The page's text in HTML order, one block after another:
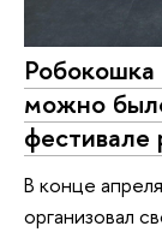
можно
В конце
организовал